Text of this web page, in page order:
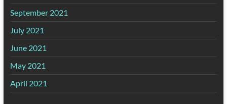
September 2021
July 2021
June 2021
May 2021
April 2021